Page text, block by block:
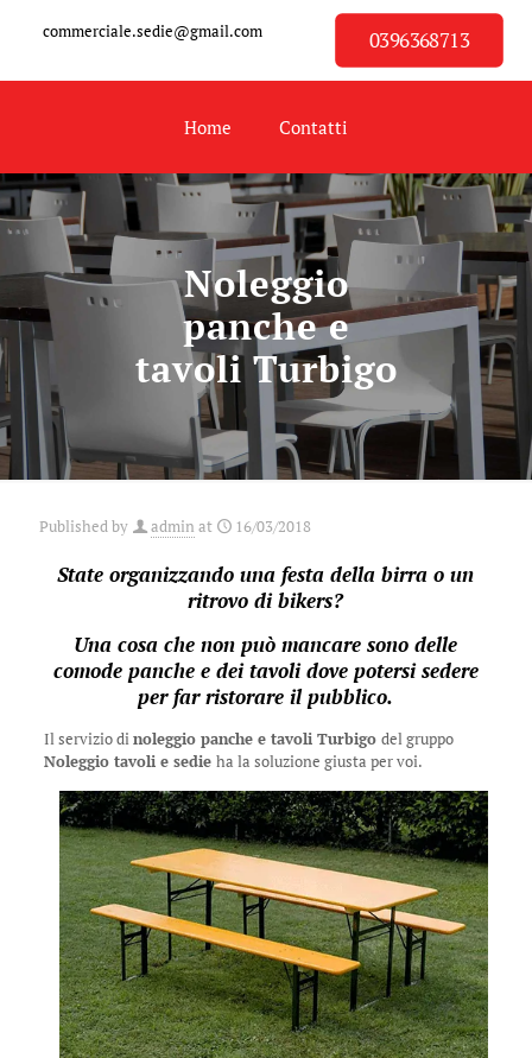
commerciale.sedie@gmail.com 0396368713
Home Contatti
Noleggio
panche e
tavoli Turbigo
Published by admin at 16/03/2018
State organizzando una festa della birra o un
ritrovo di bikers?
Una cosa che non può mancare sono delle
comode panche e dei tavoli dove potersi sedere
per far ristorare il pubblico.
Il servizio dinoleggio panche e tavoli Turbigo del gruppo
Noleggio tavoli e sedie ha la soluzione giusta per voi.